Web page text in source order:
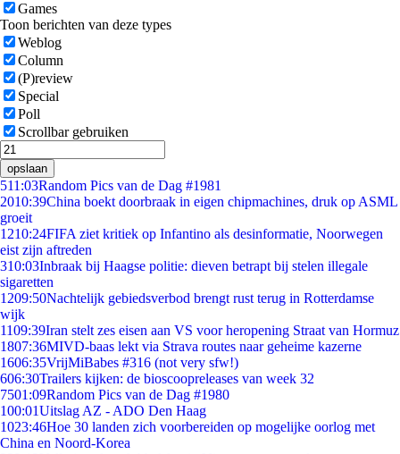
Games
Toon berichten van deze types
Weblog
Column
(P)review
Special
Poll
Scrollbar gebruiken
opslaan
511:03Random Pics van de Dag #1981
2010:39China boekt doorbraak in eigen chipmachines, druk op ASML
groeit
1210:24FIFA ziet kritiek op Infantino als desinformatie, Noorwegen
eist zijn aftreden
310:03Inbraak bij Haagse politie: dieven betrapt bij stelen illegale
sigaretten
1209:50Nachtelijk gebiedsverbod brengt rust terug in Rotterdamse
wijk
1109:39Iran stelt zes eisen aan VS voor heropening Straat van Hormuz
1807:36MIVD-baas lekt via Strava routes naar geheime kazerne
1606:35VrijMiBabes #316 (not very sfw!)
606:30Trailers kijken: de bioscoopreleases van week 32
7501:09Random Pics van de Dag #1980
100:01Uitslag AZ - ADO Den Haag
1023:46Hoe 30 landen zich voorbereiden op mogelijke oorlog met
China en Noord-Korea